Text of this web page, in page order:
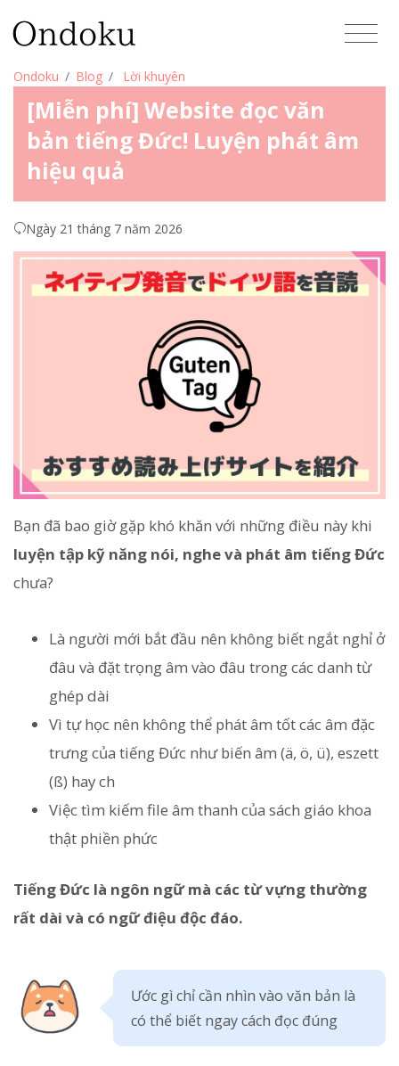
Ondoku Blog Lời khuyên
[Miễn phí] Website đọc văn
bản tiếng Đức! Luyện phát âm
hiệu quả
Ngày 21 tháng 7 năm 2026
Bạn đã bao giờ gặp khó khăn với những điều này khi
luyện tập kỹ năng nói, nghe và phát âm tiếng Đức
chưa?
Là người mới bắt đầu nên không biết ngắt nghỉ ở
đâu và đặt trọng âm vào đâu trong các danh từ
ghép dài
Vì tự học nên không thể phát âm tốt các âm đặc
trưng của tiếng Đức như biến âm (ä, ö, ü), eszett
(ß) hay ch
Việc tìm kiếm file âm thanh của sách giáo khoa
thật phiền phức
Tiếng Đức là ngôn ngữ mà các từ vựng thường
rất dài và có ngữ điệu độc đáo.
Ước gì chỉ cần nhìn vào văn bản là
có thể biết ngay cách đọc đúng